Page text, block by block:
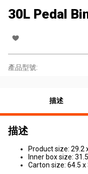
30L Pedal
產品型號:
描述
描述
Product size: 29.2
Inner box size:
Carton size: 64.5 x